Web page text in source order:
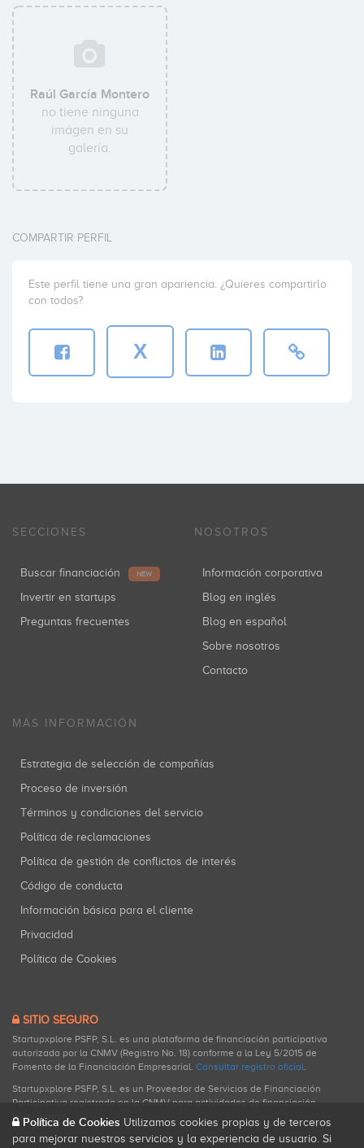
Raúl García Montero
no tiene ninguna
imágen en su
galería.
COMPARTIR PERFIL
Este perfil tiene una gran apariencia. ¿Quieres compartirlo
con todos?
X
SECCIONES
Buscar financiación NEW
Invertir en startups
Preguntas frecuentes
NOSOTROS
Información corporativa
Blog en inglés
Blog en español
Sobre nosotros
Contacto
MÁS INFORMACIÓN
Estrategia de selección de compañías
Proceso de inversión
Términos y condiciones del servicio
Política de reclamaciones
Política de gestión de conflictos de interés
Código de conducta
Información básica para el cliente
Privacidad
Política de Cookies
SITIO SEGURO
Startupxplore PSFP, S.L. es una plataforma de financiación participativa
autorizada por la CNMV (Registro No. 18) conforme a la Ley 5/2015 de
Fomento de la Financiación Empresarial. Consultar registro oficial.
Startupxplore PSFP, S.L. es un Proveedor de Servicios de Financiación
Participativa registrado en la CNMV para actividades de financiación
participativa.
Política de Cookies Utilizamos cookies propias y de terceros
para mejorar nuestros servicios y la experiencia de usuario. Si